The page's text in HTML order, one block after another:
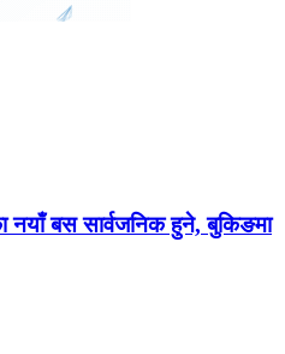
नयाँ बस सार्वजनिक हुने, बुकिङमा